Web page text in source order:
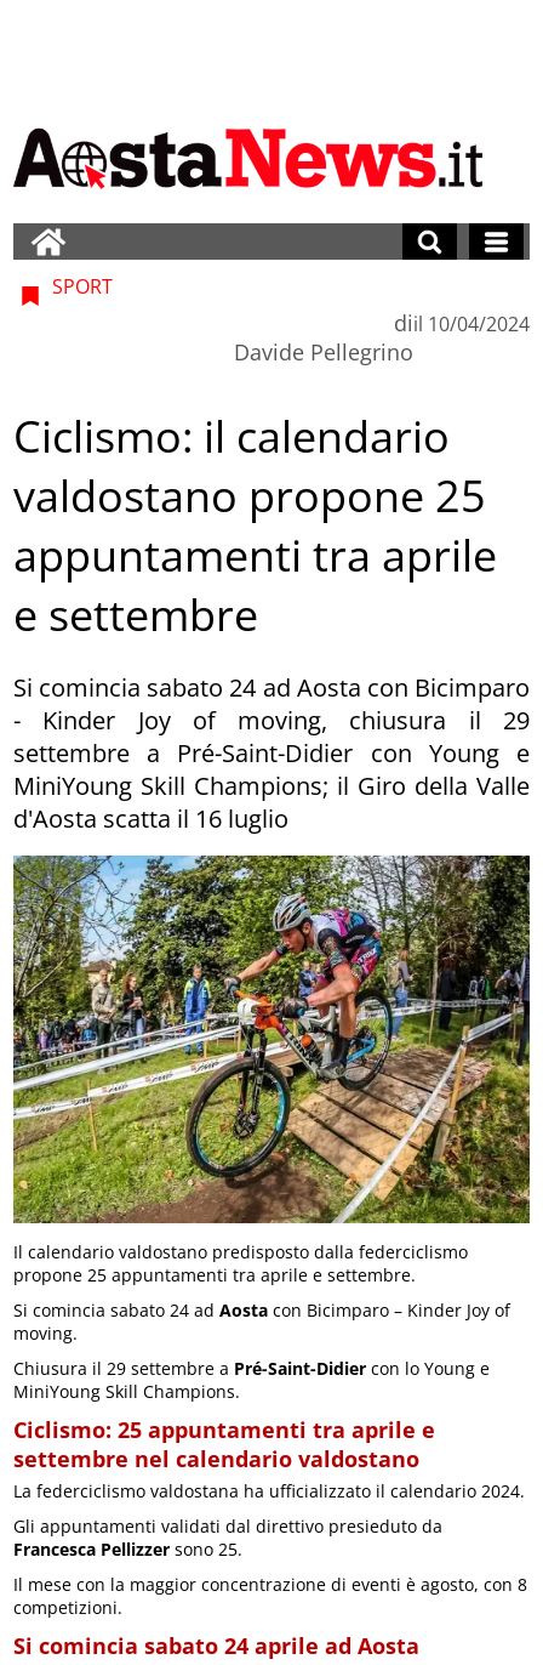
SPORT
di
Davide Pellegrino
il 10/04/2024
Ciclismo: il calendario
valdostano propone 25
appuntamenti tra aprile
e settembre
Si comincia sabato 24 ad Aosta con Bicimparo
- Kinder Joy of moving, chiusura il 29
settembre a Pré-Saint-Didier con Young e
MiniYoung Skill Champions; il Giro della Valle
d'Aosta scatta il 16 luglio
Il calendario valdostano predisposto dalla federciclismo
propone 25 appuntamenti tra aprile e settembre.
Si comincia sabato 24 adAosta con Bicimparo – Kinder Joy of
moving.
Chiusura il 29 settembre a Pré-Saint-Didier con lo Young e
MiniYoung Skill Champions.
Ciclismo: 25 appuntamenti tra aprile e
settembre nel calendario valdostano
La federciclismo valdostana ha ufficializzato il calendario 2024.
Gli appuntamenti validati dal direttivo presieduto da
Francesca Pellizzer sono 25.
Il mese con la maggior concentrazione di eventi è agosto, con 8
competizioni.
Si comincia sabato 24 aprile ad Aosta